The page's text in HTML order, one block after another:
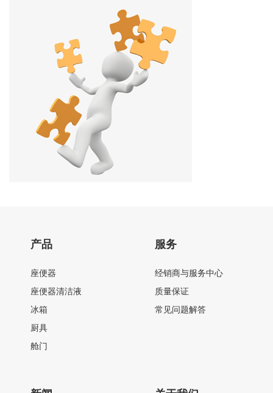
产品
座便器
座便器清洁液
冰箱
厨具
舱门
服务
经销商与服务中心
质量保证
常见问题解答